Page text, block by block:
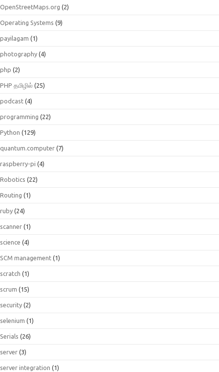
OpenStreetMaps.org (2)
Operating Systems (9)
payilagam (1)
photography (4)
php (2)
PHP தமிழில் (25)
podcast (4)
programming (22)
Python (129)
quantum.computer (7)
raspberry-pi (4)
Robotics (22)
Routing (1)
ruby (24)
scanner (1)
science (4)
SCM management (1)
scratch (1)
scrum (15)
security (2)
selenium (1)
Serials (26)
server (3)
server integration (1)